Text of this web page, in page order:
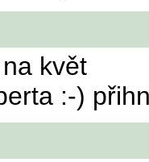
květ
:-)